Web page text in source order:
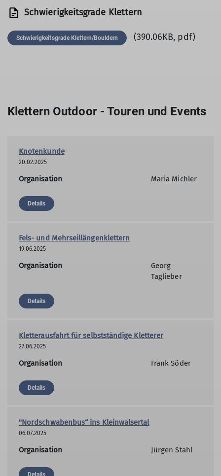
Schwierigkeitsgrade Klettern
Schwierigkeitsgrade Klettern/Bouldern (390.06KB, pdf)
Klettern Outdoor - Touren und Events
Knotenkunde
20.02.2025
Organisation Maria Michler
Details
Fels- und Mehrseillängenklettern
19.06.2025
Organisation
Georg
Taglieber
Details
Kletterausfahrt für selbstständige Kletterer
27.06.2025
Organisation Frank Söder
Details
"Nordschwabenbus“ ins Kleinwalsertal
06.07.2025
Organisation Jürgen Stahl
Details